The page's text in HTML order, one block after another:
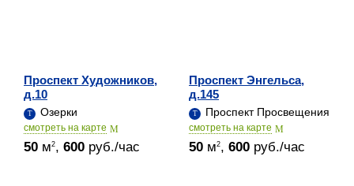
Проспект Художников,
д.10
Озерки
cмотреть на карте
50 м2, 600 руб./час
Проспект Энгельса,
д.145
Проспект Просвещения
cмотреть на карте
50 м2, 600 руб./час